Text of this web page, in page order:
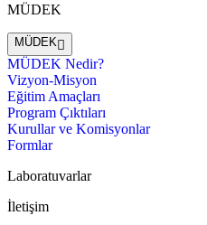
MÜDEK
MÜDEK
MÜDEK Nedir?
Vizyon-Misyon
Eğitim Amaçları
Program Çıktıları
Kurullar ve Komisyonlar
Formlar
Laboratuvarlar
İletişim